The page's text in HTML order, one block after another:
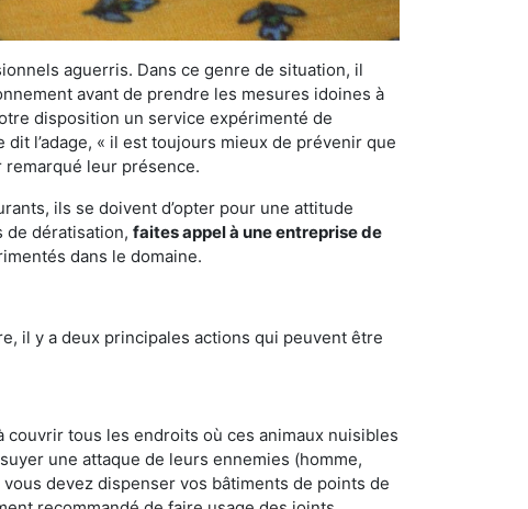
aguerris. Dans ce genre de situation, il
avant de prendre les mesures idoines à
disposition un service expérimenté de
l’adage, « il est toujours mieux de prévenir que
leur présence.
ils se doivent d’opter pour une attitude
de dératisation, faites appel à une entreprise de
dans le domaine.
il y a deux principales actions qui peuvent être
tous les endroits où ces animaux nuisibles
une attaque de leurs ennemies (homme,
devez dispenser vos bâtiments de points de